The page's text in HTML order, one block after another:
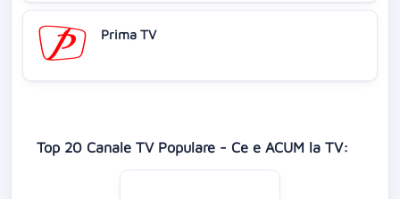
Prima TV
Top 20 Canale TV Populare - Ce e ACUM la TV: